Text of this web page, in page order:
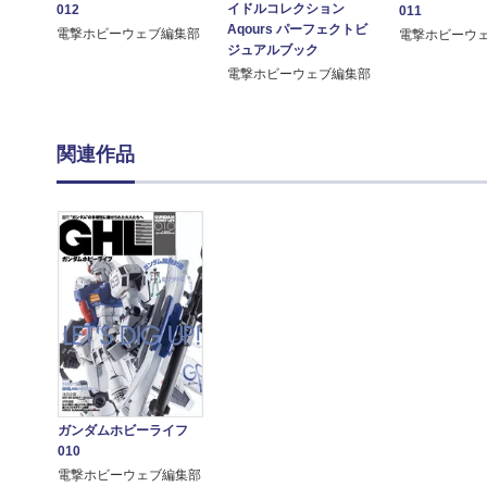
012
電撃ホビーウェブ編集部
イドルコレクション
Aqours パーフェクトビ
ジュアルブック
電撃ホビーウェブ編集部
011
電撃ホビーウ
関連作品
ガンダムホビーライフ
010
電撃ホビーウェブ編集部